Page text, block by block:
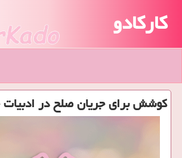
کارکادو
كوشش برای جریان صلح در ادبیات